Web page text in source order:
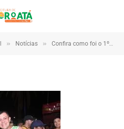
» Notícias » Confira como foi o 1º dia do Carnaval de Coroatá